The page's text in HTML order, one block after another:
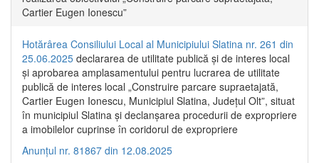
Cartier Eugen Ionescu”
Hotărârea Consiliului Local al Municipiului Slatina nr. 261 din
25.06.2025 declararea de utilitate publică și de interes local
și aprobarea amplasamentului pentru lucrarea de utilitate
publică de interes local „Construire parcare supraetajată,
Cartier Eugen Ionescu, Municipiul Slatina, Județul Olt”, situat
în municipiul Slatina și declanșarea procedurii de expropriere
a imobilelor cuprinse în coridorul de expropriere
Anunțul nr. 81867 din 12.08.2025